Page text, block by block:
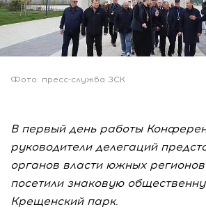
Фото: пресс-служба ЗСК
В первый день работы
руководители делегаций
органов власти южных
посетили знаковую
Крещенский парк.